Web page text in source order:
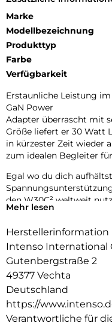
Marke
Modellbezeichnung
Produkttyp
Farbe
Verfügbarkeit
Erstaunliche Leistung
GaN Power
Adapter überrascht mit
Größe liefert er 30 Watt
in kürzester Zeit wieder
zum idealen Begleiter
Egal wo du dich
den W30C² weltweit
einen länderspezifischen
Fortschrittliche GaN-
Dank der innovativen
der W30C² nicht nur
effizient. Deine Geräte
Du gleichzeitig Deinen
verringerst. GaN macht
sind und höhere
Mehr lesen
Herstellerinformation
Intenso International
Gutenbergstraße 2
49377 Vechta
Deutschland
https://
Verantwortliche für